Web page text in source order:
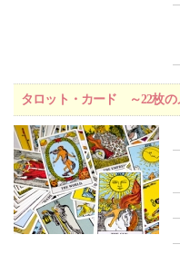
タロット・カード ～22枚の